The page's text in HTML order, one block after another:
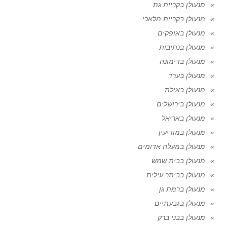
מנעולן בקריית גת
מנעולן בקריית מלאכי
מנעולן באופקים
מנעולן בנתיבות
מנעולן בדימונה
מנעולן בערד
מנעולן באילת
מנעולן בירושלים
מנעולן באריאל
מנעולן במודיעין
מנעולן במעלה אדומים
מנעולן בבית שמש
מנעולן בביתר עילית
מנעולן ברמת גן
מנעולן בגבעתיים
מנעולן בבני ברק